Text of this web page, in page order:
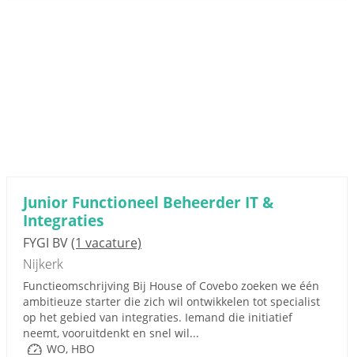
Junior Functioneel Beheerder IT &
Integraties
FYGI BV(1 vacature)
Nijkerk
Functieomschrijving Bij House of Covebo zoeken we één
ambitieuze starter die zich wil ontwikkelen tot specialist
op het gebied van integraties. Iemand die initiatief
neemt, vooruitdenkt en snel wil...
WO, HBO